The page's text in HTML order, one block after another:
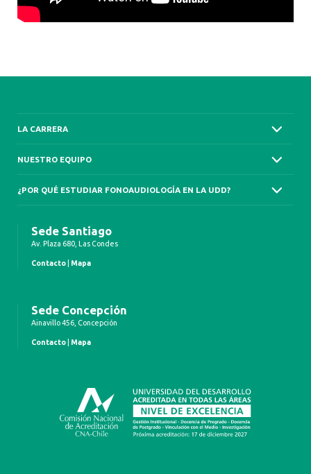
LA CARRERA
NUESTRO EQUIPO
¿POR QUÉ ESTUDIAR FONOAUDIOLOGÍA EN LA UDD?
Sede Santiago
Av. Plaza 680, Las Condes
Contacto Mapa
Sede Concepción
Ainavillo 456, Concepción
Contacto Mapa